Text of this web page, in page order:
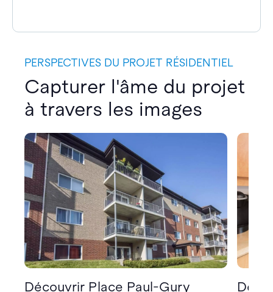
PERSPECTIVES DU PROJET RÉSIDENTIEL
Capturer l'âme du projet
à travers les images
Découvrir Place Paul-Gury